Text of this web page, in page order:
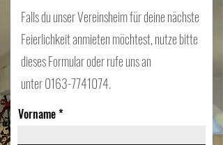
Falls du unser Vereinsheim für deine nächste
Feierlichkeit anmieten möchtest, nutze bitte
dieses Formular oder rufe uns an
unter0163-7741074.
Vorname